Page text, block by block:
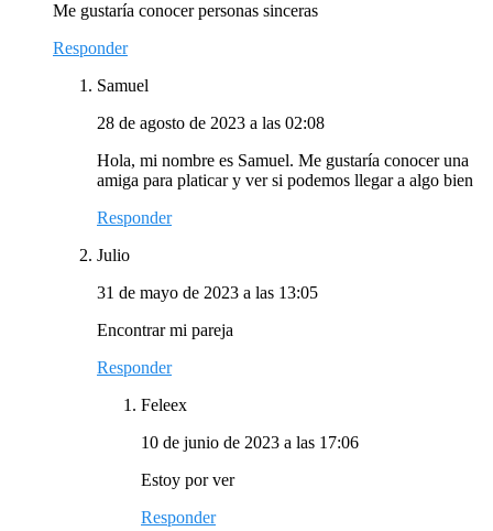
Me gustaría conocer personas sinceras
Responder
Samuel
28 de agosto de 2023 a las 02:08
Hola, mi nombre es Samuel. Me gustaría conocer una
amiga para platicar y ver si podemos llegar a algo bien
Responder
Julio
31 de mayo de 2023 a las 13:05
Encontrar mi pareja
Responder
Feleex
10 de junio de 2023 a las 17:06
Estoy por ver
Responder